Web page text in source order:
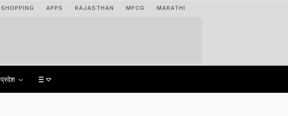
SHOPPING APPS RAJASTHAN MPCG MARATHI
प्रदेश